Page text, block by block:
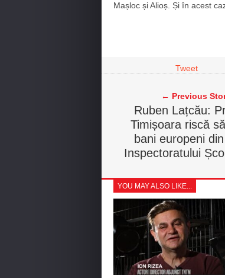
Mașloc și Alioș. Și în acest
Tweet
← Previous
Ruben Lațcău:
Timișoara riscă
bani europeni
Inspectoratului
YOU MAY ALSO LIKE...